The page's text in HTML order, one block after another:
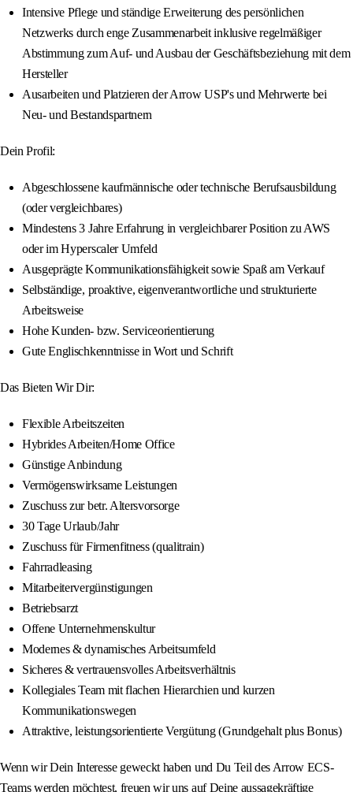
Intensive Pflege und ständige Erweiterung des persönlichen
Netzwerks durch enge Zusammenarbeit inklusive regelmäßiger
Abstimmung zum Auf- und Ausbau der Geschäftsbeziehung mit dem
Hersteller
Ausarbeiten und Platzieren der Arrow USP's und Mehrwerte bei
Neu- und Bestandspartnern
Dein Profil:
Abgeschlossene kaufmännische oder technische Berufsausbildung
(oder vergleichbares)
Mindestens 3 Jahre Erfahrung in vergleichbarer Position zu AWS
oder im Hyperscaler Umfeld
Ausgeprägte Kommunikationsfähigkeit sowie Spaß am Verkauf
Selbständige, proaktive, eigenverantwortliche und strukturierte
Arbeitsweise
Hohe Kunden- bzw. Serviceorientierung
Gute Englischkenntnisse in Wort und Schrift
Das Bieten Wir Dir:
Flexible Arbeitszeiten
Hybrides Arbeiten/Home Office
Günstige Anbindung
Vermögenswirksame Leistungen
Zuschuss zur betr. Altersvorsorge
30 Tage Urlaub/Jahr
Zuschuss für Firmenfitness (qualitrain)
Fahrradleasing
Mitarbeitervergünstigungen
Betriebsarzt
Offene Unternehmenskultur
Modernes & dynamisches Arbeitsumfeld
Sicheres & vertrauensvolles Arbeitsverhältnis
Kollegiales Team mit flachen Hierarchien und kurzen
Kommunikationswegen
Attraktive, leistungsorientierte Vergütung (Grundgehalt plus Bonus)
Wenn wir Dein Interesse geweckt haben und Du Teil des Arrow ECS-
Teams werden möchtest, freuen wir uns auf Deine aussagekräftige